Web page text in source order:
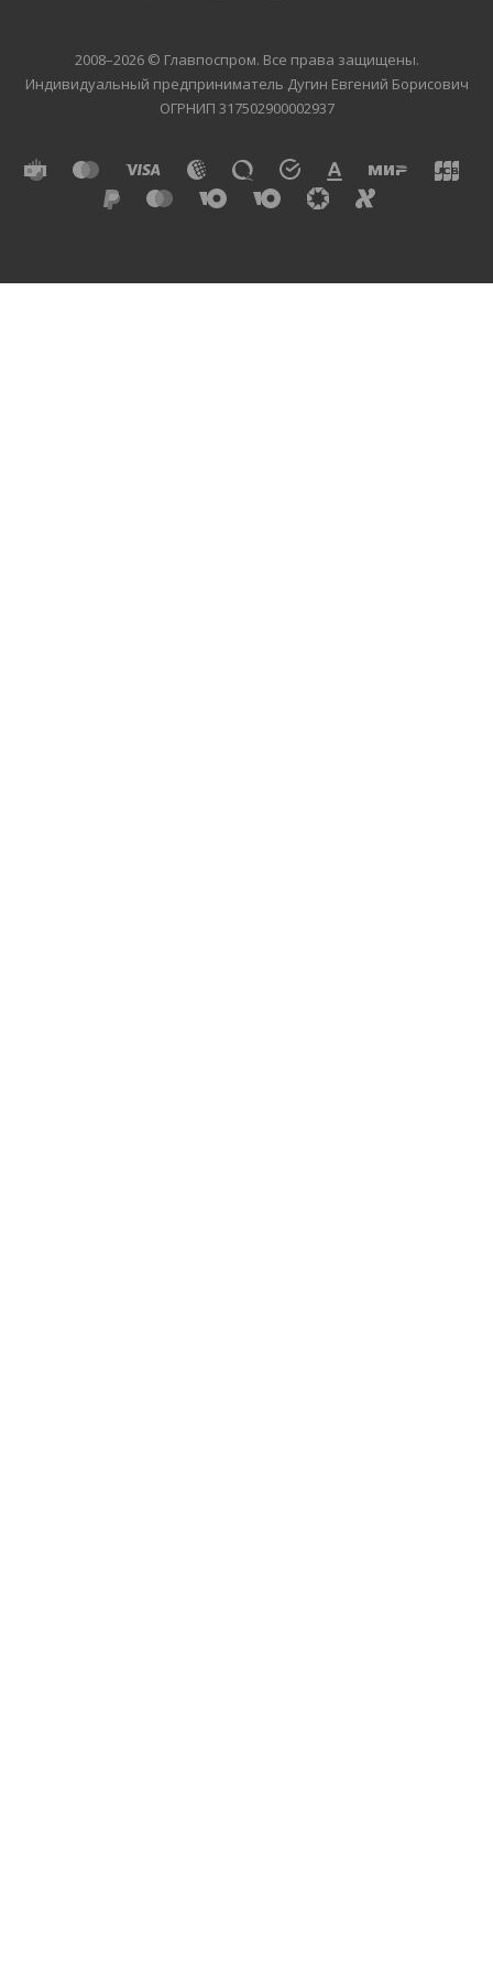
2008–2026 © Главпоспром. Все права защищены.
Индивидуальный предприниматель Дугин Евгений Борисович
ОГРНИП 317502900002937